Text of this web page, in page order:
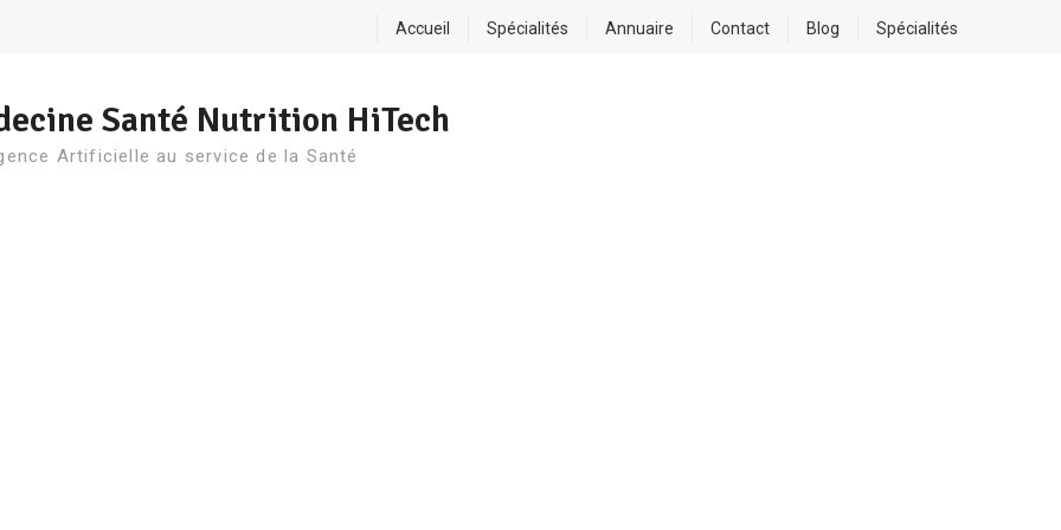
Accueil Spécialités Annuaire Contact Blog Spécialités
Santé Nutrition HiTech
Artificielle au service de la Santé